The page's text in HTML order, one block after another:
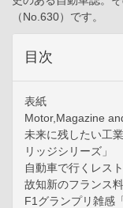
（No.630）です。
目次
表紙
Motor,Magazine
未来に残したい工
リッジシリーズ」
自動車で行くレス
故知新のフランス料
F1グランプリ雑感